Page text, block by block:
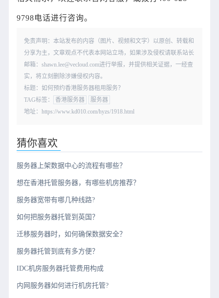
9798电话进行咨询。
免责声明：本站发布的内容（图片、视频和文字）以原创、转载和
分享为主，文章观点不代表本网站立场，如果涉及侵权请联系站长
邮箱：shawn.lee@vecloud.com进行举报，并提供相关证据，一经查
实，将立刻删除涉嫌侵权内容。
标题：如何预约香港服务器租用服务？
TAG标签：
香港服务器
服务器
地址：https://www.kd010.com/hyzs/1918.html
猜你喜欢
服务器上架数据中心的流程有哪些？
想在香港托管服务器，有哪些机房推荐？
服务器宽带有哪几种线路?
如何把服务器托管到英国？
迁移服务器时，如何确保数据安全？
服务器托管到底有多方便？
IDC机房服务器托管费用构成
内网服务器如何进行机房托管?